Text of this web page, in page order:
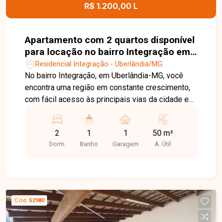
R$ 1.200,00 L
Apartamento com 2 quartos disponível
para locação no bairro Integração em
Uberlândia-MG
Residencial Integração - Uberlândia/MG
No bairro Integração, em Uberlândia-MG, você
encontra uma região em constante crescimento,
com fácil acesso às principais vias da cidade e
farmácias e diversos comércios, oferecendo
praticidade e qualidade de vida. Apartamento
disponível para locação, composto por sala,
conforto e funcionalidade para o dia a dia. O
condomínio oferece portaria presencial em
horário comercial e portaria remota 24 horas,
2
Dorm.
1
Banho
1
Garagem
50 m²
A. Útil
Cód. 52980